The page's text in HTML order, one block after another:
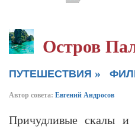
Остров
ПУТЕШЕСТВИЯ »
Автор совета: Евгений Андросов
Причудливые скалы и